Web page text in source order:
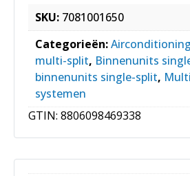
SKU: 7081001650
Categorieën:Airconditioning
multi-split, Binnenunits
binnenunits single-split,
systemen
GTIN: 8806098469338